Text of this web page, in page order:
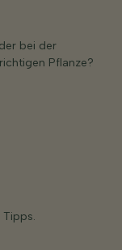
bei der
Pflanze?
Tipps.